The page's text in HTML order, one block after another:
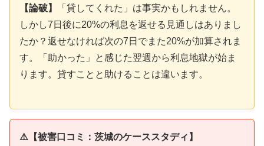
【論破】
「貸してくれた」は事実かもしれません。
しかし7日後に20%の利息を返せる見通しはありまし
たか？返せなければ次の7日でまた20%が加算されま
す。「助かった」と感じた翌週から利息地獄が始ま
ります。貸すことと助けることは違います。
⚠️【被害口コミ：茨城のケーススタディ】